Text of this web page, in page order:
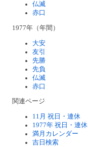
仏滅
赤口
1977年（年間）
大安
友引
先勝
先負
仏滅
赤口
関連ページ
11月 祝日・連休
1977年 祝日・連休
満月カレンダー
吉日検索